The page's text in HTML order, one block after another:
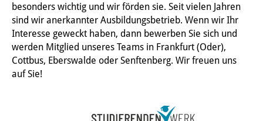
besonders wichtig und wir förden sie. Seit vielen Jahren
sind wir anerkannter Ausbildungsbetrieb. Wenn wir Ihr
Interesse geweckt haben, dann bewerben Sie sich und
werden Mitglied unseres Teams in Frankfurt (Oder),
Cottbus, Eberswalde oder Senftenberg. Wir freuen uns
auf Sie!